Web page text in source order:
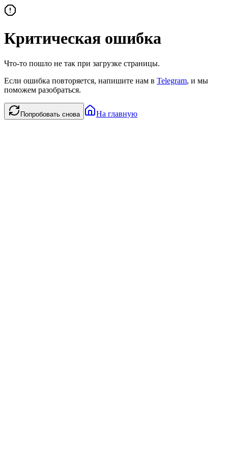
Критическая ошибка
Что-то пошло не так при загрузке страницы.
Если ошибка повторяется, напишите нам в Telegram, и мы
поможем разобраться.
Попробовать снова На главную